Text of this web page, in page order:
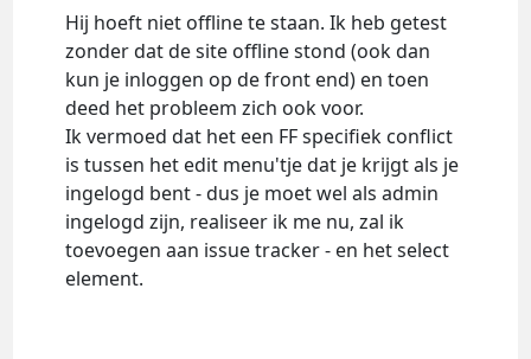
Hij hoeft niet offline te staan. Ik heb getest
zonder dat de site offline stond (ook dan
kun je inloggen op de front end) en toen
deed het probleem zich ook voor.
Ik vermoed dat het een FF specifiek conflict
is tussen het edit menu'tje dat je krijgt als je
ingelogd bent - dus je moet wel als admin
ingelogd zijn, realiseer ik me nu, zal ik
toevoegen aan issue tracker - en het select
element.